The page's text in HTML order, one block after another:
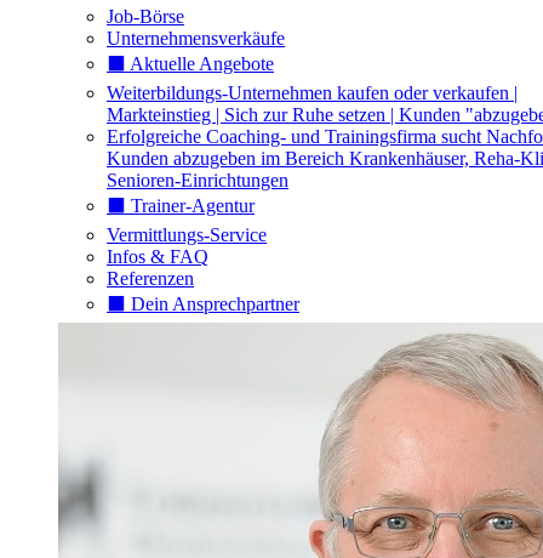
Job-Börse
Unternehmensverkäufe
⬛️ Aktuelle Angebote
Weiterbildungs-Unternehmen kaufen oder verkaufen |
Markteinstieg | Sich zur Ruhe setzen | Kunden
Erfolgreiche Coaching- und Trainingsfirma sucht
Kunden abzugeben im Bereich Krankenhäuser, Reha-
Senioren-Einrichtungen
⬛️ Trainer-Agentur
Vermittlungs-Service
Infos & FAQ
Referenzen
⬛️ Dein Ansprechpartner